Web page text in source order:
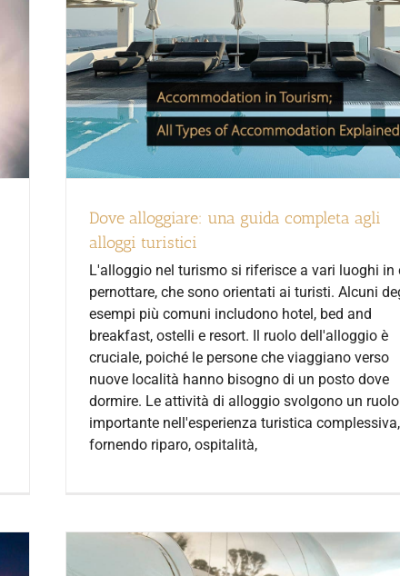
Dove alloggiare: una guida completa agli
alloggi turistici
L'alloggio nel turismo si riferisce a vari luoghi in
pernottare, che sono orientati ai turisti. Alcuni
esempi più comuni includono hotel, bed and
breakfast, ostelli e resort. Il ruolo dell'alloggio è
cruciale, poiché le persone che viaggiano verso
nuove località hanno bisogno di un posto dove
dormire. Le attività di alloggio svolgono un ruolo
importante nell'esperienza turistica complessiva,
fornendo riparo, ospitalità,